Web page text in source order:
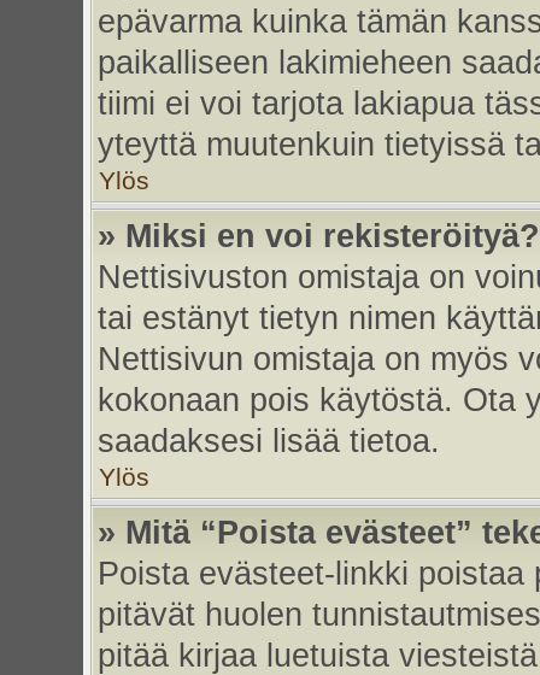
epävarma kuinka tämän
paikalliseen lakimieheen
tiimi ei voi tarjota lakiapua
yteyttä muutenkuin tietyissä
Ylös
» Miksi en voi rekisteröityä?
Nettisivuston omistaja on
tai estänyt tietyn nimen
Nettisivun omistaja on myös
kokonaan pois käytöstä. Ota
saadaksesi lisää tietoa.
Ylös
» Mitä “Poista evästeet”
Poista evästeet-linkki
pitävät huolen
pitää kirjaa luetuista